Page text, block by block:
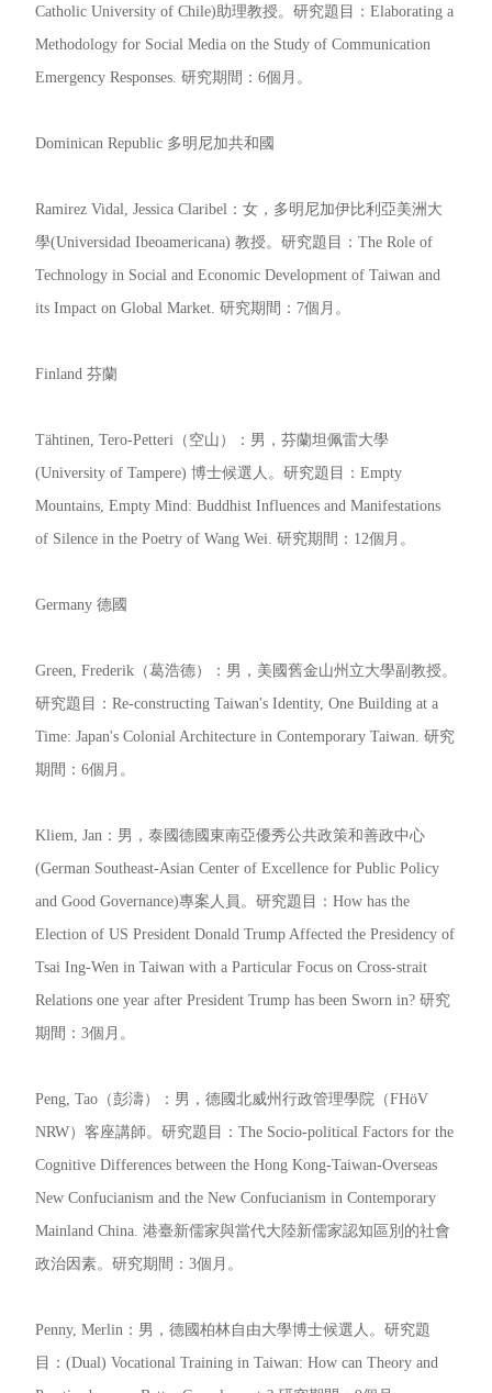
Catholic University of Chile)助理教授。研究題目：Elaborating a
Methodology for Social Media on the Study of Communication
Emergency Responses. 研究期間：6個月。
Dominican Republic 多明尼加共和國
Ramirez Vidal, Jessica Claribel：女，多明尼加伊比利亞美洲大
學(Universidad Ibeoamericana) 教授。研究題目：The Role of
Technology in Social and Economic Development of Taiwan and
its Impact on Global Market. 研究期間：7個月。
Finland 芬蘭
Tähtinen, Tero-Petteri（空山）：男，芬蘭坦佩雷大學
(University of Tampere) 博士候選人。研究題目：Empty
Mountains, Empty Mind: Buddhist Influences and Manifestations
of Silence in the Poetry of Wang Wei. 研究期間：12個月。
Germany 德國
Green, Frederik（葛浩德）：男，美國舊金山州立大學副教授。
研究題目：Re-constructing Taiwan's Identity, One Building at a
Time: Japan's Colonial Architecture in Contemporary Taiwan. 研究
期間：6個月。
Kliem, Jan：男，泰國德國­東南亞優秀公共政策和善政中心
(German Southeast-Asian Center of Excellence for Public Policy
and Good Governance)專案人員。研究題目：How has the
Election of US President Donald Trump Affected the Presidency of
Tsai Ing-Wen in Taiwan with a Particular Focus on Cross-strait
Relations one year after President Trump has been Sworn in? 研究
期間：3個月。
Peng, Tao（彭濤）：男，德國北威州行政管理學院（FHöV
NRW）客座講師。研究題目：The Socio-political Factors for the
Cognitive Differences between the Hong Kong-Taiwan-Overseas
New Confucianism and the New Confucianism in Contemporary
Mainland China. 港臺新儒家與當代大陸新儒家認知區別的社會
政治因素。研究期間：3個月。
Penny, Merlin：男，德國柏林自由大學博士候選人。研究題
目：(Dual) Vocational Training in Taiwan: How can Theory and